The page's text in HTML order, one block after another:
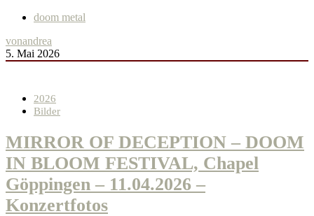
doom metal
vonandrea
5. Mai 2026
2026
Bilder
MIRROR OF DECEPTION – DOOM
IN BLOOM FESTIVAL, Chapel
Göppingen – 11.04.2026 –
Konzertfotos